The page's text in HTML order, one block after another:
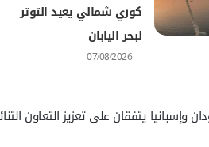
كوري شمالي يعيد التوتر
لبحر اليابان
07/08/2026
وإسبانيا يتفقان على تعزيز التعاون